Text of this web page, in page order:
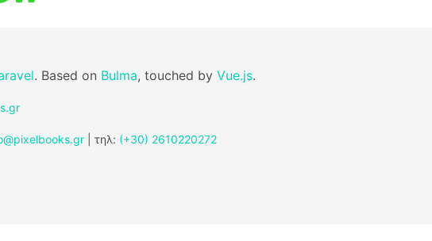
. Based on Bulma, touched by Vue.js.
| τηλ: (+30) 2610220272